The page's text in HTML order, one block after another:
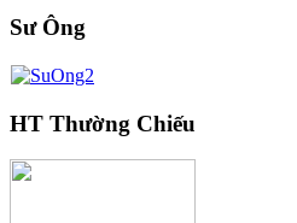
Sư Ông
HT Thường Chiếu